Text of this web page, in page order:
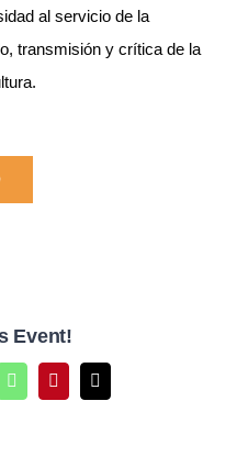
al servicio de la
transmisión y crítica de la
Event!
WhatsAppPinterestEmail